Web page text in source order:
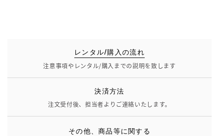
レンタル/購入の流れ
注意事項やレンタル/購入までの説明を致します
決済方法
注文受付後、担当者よりご連絡いたします。
その他、商品等に関する